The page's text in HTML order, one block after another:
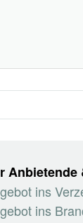
ins
ins